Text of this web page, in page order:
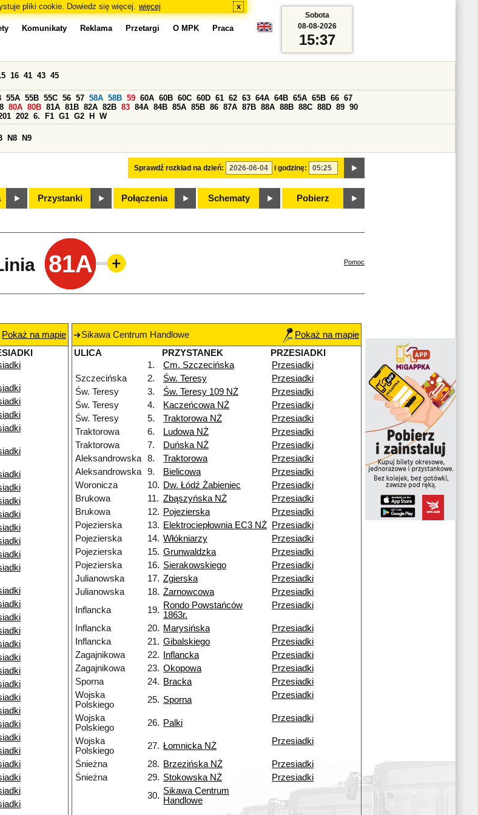
pliki cookie. Dowiedz się więcej. więcej x
Komunikaty Reklama Przetargi O MPK Praca
Sprawdź rozkład na dzień: i godzinę:
16 41 43 45
55A 55B 55C 56 57 58A 58B 59 60A 60B 60C 60D 61 62 63 64A 64B 65A 65B 66 67
80A 80B 81A 81B 82A 82B 83 84A 84B 85A 85B 86 87A 87B 88A 88B 88C 88D 89 90
202 6. F1 G1 G2 H W
N8 N9
Przystanki Połączenia Schematy Pobierz
Sobota
08-08-2026
15:37
81A Pomoc
Pokaż na mapie
Sikawa Centrum Handlowe
Pokaż na mapie
ULICA
PRZYSTANEK
PRZESIADKI
1.
Cm. Szczecińska
Przesiadki
Szczecińska
2. Św. Teresy
Przesiadki
Św. Teresy
3. Św. Teresy 109 NŻ
Przesiadki
Św. Teresy
4. Kaczeńcowa NŻ
Przesiadki
Św. Teresy
5. Traktorowa NŻ
Przesiadki
Traktorowa
6. Ludowa NŻ
Przesiadki
Traktorowa
7. Duńska NŻ
Przesiadki
Aleksandrowska
8. Traktorowa
Przesiadki
Aleksandrowska
9. Bielicowa
Przesiadki
Woronicza
10. Dw. Łódź Żabieniec
Przesiadki
Brukowa
11. Zbąszyńska NŻ
Przesiadki
Brukowa
12. Pojezierska
Przesiadki
Pojezierska
13. Elektrociepłownia EC3 NŻ
Przesiadki
Pojezierska
14. Włókniarzy
Przesiadki
Pojezierska
15. Grunwaldzka
Przesiadki
Pojezierska
16. Sierakowskiego
Przesiadki
Julianowska
17. Zgierska
Przesiadki
Julianowska
18. Żarnowcowa
Przesiadki
Inflancka
19. Rondo Powstańców
1863r.
Przesiadki
Inflancka 20. Marysińska
Przesiadki
Inflancka
21. Gibalskiego
Przesiadki
Zagajnikowa
22. Inflancka
Przesiadki
Zagajnikowa
23. Okopowa
Przesiadki
Sporna
24. Bracka
Przesiadki
Wojska
Polskiego
25. Sporna Przesiadki
Wojska
Polskiego
26. Palki Przesiadki
Wojska
Polskiego
27. Łomnicka NŻ Przesiadki
Śnieżna 28. Brzezińska NŻ
Przesiadki
Śnieżna
29. Stokowska NŻ
Przesiadki
30. Sikawa Centrum
Handlowe